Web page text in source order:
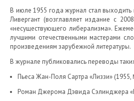
В июле 1955 года журнал стал выходить
Ливергант (возглавляет издание с
«несуществующего либерализма».
лучшими отечественными мастерами
произведениям зарубежной литературы.
В журнале публиковались переводы
Пьеса Жан-Поля Сартра «Лиззи»
Роман Джерома Дэвида Сэлинджера